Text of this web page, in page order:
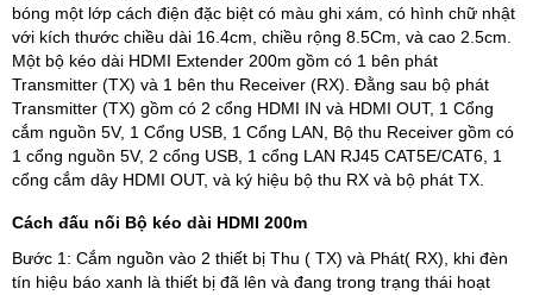
bóng một lớp cách điện đặc biệt có màu ghi xám, có hình chữ nhật
với kích thước chiều dài 16.4cm, chiều rộng 8.5Cm, và cao 2.5cm.
Một bộ kéo dài HDMI Extender 200m gồm có 1 bên phát
Transmitter (TX) và 1 bên thu Receiver (RX). Đằng sau bộ phát
Transmitter (TX) gồm có 2 cổng HDMI IN và HDMI OUT, 1 Cổng
cắm nguồn 5V, 1 Cổng USB, 1 Cổng LAN, Bộ thu Receiver gồm có
1 cổng nguồn 5V, 2 cổng USB, 1 cổng LAN RJ45 CAT5E/CAT6, 1
cổng cắm dây HDMI OUT, và ký hiệu bộ thu RX và bộ phát TX.
Cách đấu nối Bộ kéo dài HDMI 200m
Bước 1: Cắm nguồn vào 2 thiết bị Thu ( TX) và Phát( RX), khi đèn
tín hiệu báo xanh là thiết bị đã lên và đang trong trạng thái hoạt